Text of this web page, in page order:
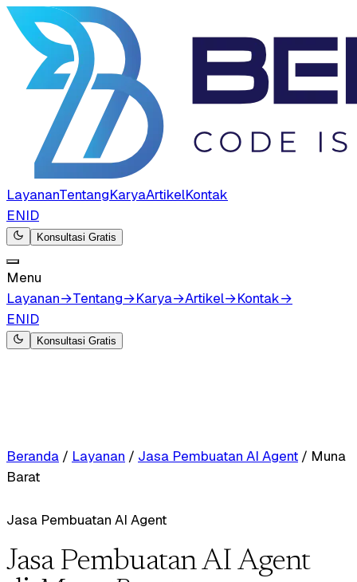
LayananTentangKaryaArtikelKontak
ENID
Konsultasi Gratis
Menu
Layanan→Tentang→Karya→Artikel→Kontak→
ENID
Konsultasi Gratis
Beranda / Layanan / Jasa Pembuatan AI Agent / Muna
Barat
Jasa Pembuatan AI Agent
Jasa Pembuatan AI Agent